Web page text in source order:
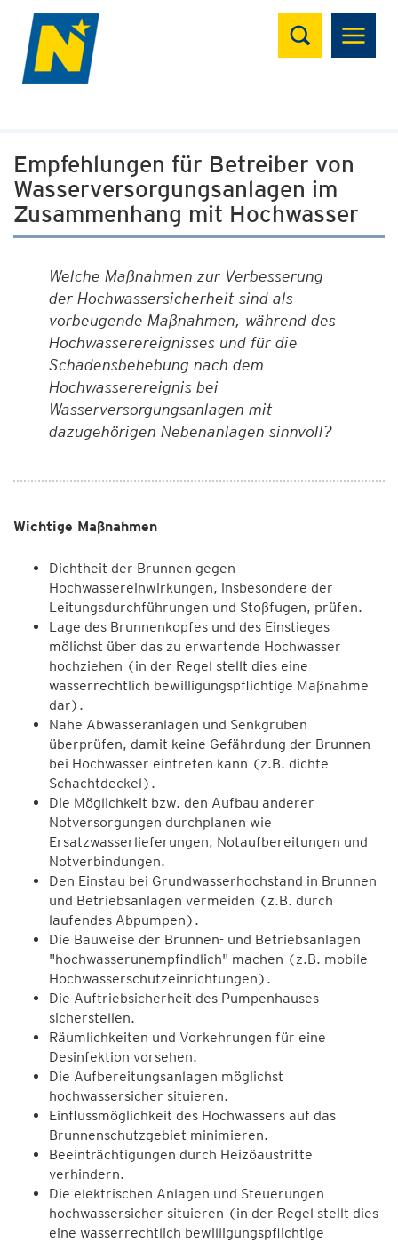
Suchen
Empfehlungen für Betreiber von
Wasserversorgungsanlagen im
Zusammenhang mit Hochwasser
Welche Maßnahmen zur Verbesserung
der Hochwassersicherheit sind als
vorbeugende Maßnahmen, während des
Hochwasserereignisses und für die
Schadensbehebung nach dem
Hochwasserereignis bei
Wasserversorgungsanlagen mit
dazugehörigen Nebenanlagen sinnvoll?
Wichtige Maßnahmen
Dichtheit der Brunnen gegen
Hochwassereinwirkungen, insbesondere der
Leitungsdurchführungen und Stoßfugen, prüfen.
Lage des Brunnenkopfes und des Einstieges
mölichst über das zu erwartende Hochwasser
hochziehen (in der Regel stellt dies eine
wasserrechtlich bewilligungspflichtige Maßnahme
dar).
Nahe Abwasseranlagen und Senkgruben
überprüfen, damit keine Gefährdung der Brunnen
bei Hochwasser eintreten kann (z.B. dichte
Schachtdeckel).
Die Möglichkeit bzw. den Aufbau anderer
Notversorgungen durchplanen wie
Ersatzwasserlieferungen, Notaufbereitungen und
Notverbindungen.
Den Einstau bei Grundwasserhochstand in Brunnen
und Betriebsanlagen vermeiden (z.B. durch
laufendes Abpumpen).
Die Bauweise der Brunnen- und Betriebsanlagen
"hochwasserunempfindlich" machen (z.B. mobile
Hochwasserschutzeinrichtungen).
Die Auftriebsicherheit des Pumpenhauses
sicherstellen.
Räumlichkeiten und Vorkehrungen für eine
Desinfektion vorsehen.
Die Aufbereitungsanlagen möglichst
hochwassersicher situieren.
Einflussmöglichkeit des Hochwassers auf das
Brunnenschutzgebiet minimieren.
Beeinträchtigungen durch Heizöaustritte
verhindern.
Die elektrischen Anlagen und Steuerungen
hochwassersicher situieren (in der Regel stellt dies
eine wasserrechtlich bewilligungspflichtige